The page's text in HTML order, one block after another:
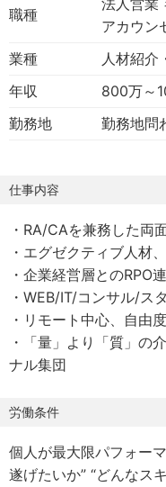
職種
法人営業
アカウン
業種
人材紹介
年収
800万～
勤務地 勤務地問
仕事内容
・RA/CAを兼務した両
・エグゼクティブ人材
・企業経営層とのRPO
・WEB/IT/コンサル/ス
・リモート中心、自由
・「量」より「質」の
ナル集団
労働条件
個人が最大限パフォー
遂げたいか” “どんなス